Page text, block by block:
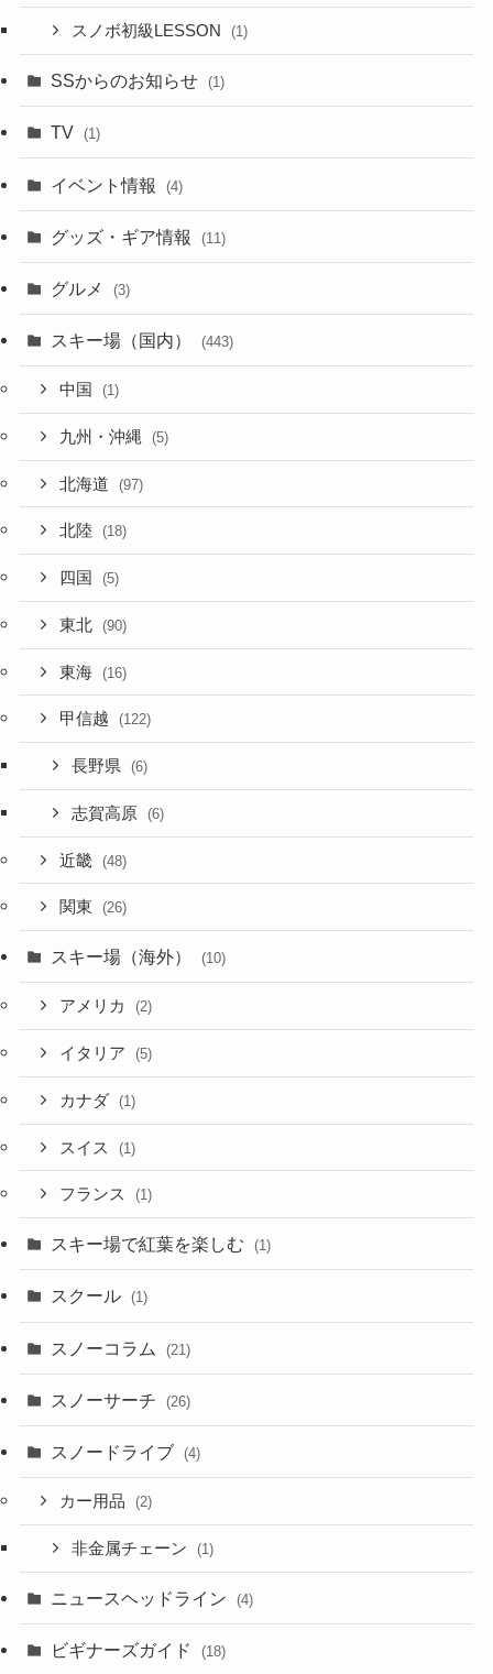
スノボ初級LESSON (1)
SSからのお知らせ (1)
TV (1)
イベント情報 (4)
グッズ・ギア情報 (11)
グルメ (3)
スキー場（国内） (443)
中国 (1)
九州・沖縄 (5)
北海道 (97)
北陸 (18)
四国 (5)
東北 (90)
東海 (16)
甲信越 (122)
長野県 (6)
志賀高原 (6)
近畿 (48)
関東 (26)
スキー場（海外） (10)
アメリカ (2)
イタリア (5)
カナダ (1)
スイス (1)
フランス (1)
スキー場で紅葉を楽しむ (1)
スクール (1)
スノーコラム (21)
スノーサーチ (26)
スノードライブ (4)
カー用品 (2)
非金属チェーン (1)
ニュースヘッドライン (4)
ビギナーズガイド (18)